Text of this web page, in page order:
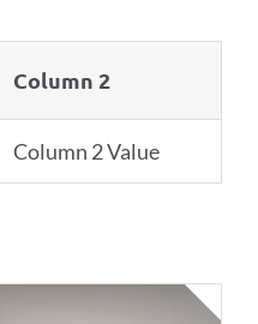
Column 2
Column 2 Value